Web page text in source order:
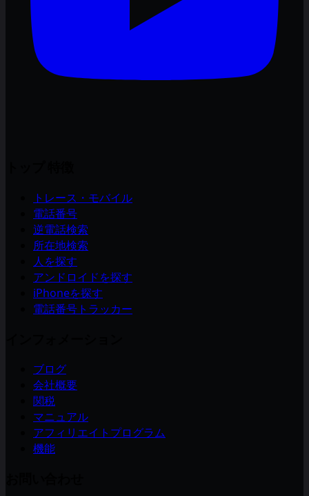
トレース・モバイル
電話番号
逆電話検索
所在地検索
人を探す
アンドロイドを探す
iPhoneを探す
電話番号トラッカー
ブログ
会社概要
関税
マニュアル
アフィリエイトプログラム
機能